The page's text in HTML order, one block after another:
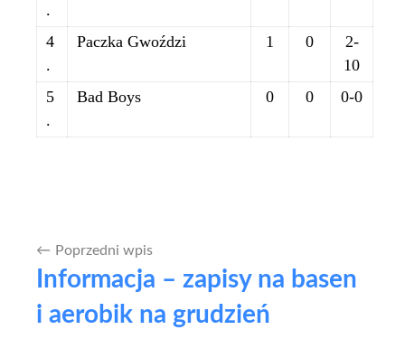
.
4
.
Paczka Gwoździ 1 0
2-
10
5
.
Bad Boys 0 0 0-0
Nawigacja
wpisu
Poprzedni wpis
Informacja – zapisy na basen
i aerobik na grudzień